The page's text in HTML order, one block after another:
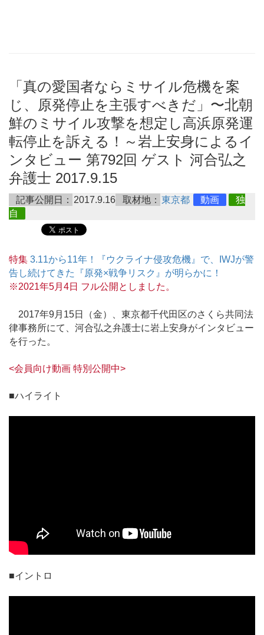
「真の愛国者ならミサイル危機を案
じ、原発停止を主張すべきだ」〜北朝
鮮のミサイル攻撃を想定し高浜原発運
転停止を訴える！～岩上安身によるイ
ンタビュー 第792回 ゲスト 河合弘之
弁護士 2017.9.15
記事公開日： 2017.9.16 取材地： 東京都 動画
独
自
特集 3.11から11年！『ウクライナ侵攻危機』で、IWJが警
告し続けてきた『原発×戦争リスク』が明らかに！
※2021年5月4日 フル公開としました。
2017年9月15日（金）、東京都千代田区のさくら共同法
律事務所にて、河合弘之弁護士に岩上安身がインタビュー
を行った。
<会員向け動画 特別公開中>
■ハイライト
■イントロ